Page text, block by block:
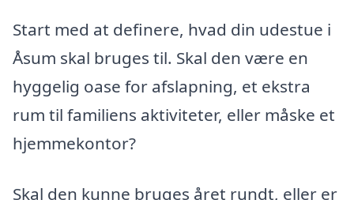
Start med at definere, hvad din udestue i
Åsum skal bruges til. Skal den være en
hyggelig oase for afslapning, et ekstra
rum til familiens aktiviteter, eller måske et
hjemmekontor?
Skal den kunne bruges året rundt, eller er